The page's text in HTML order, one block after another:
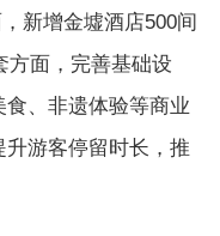
新增金墟酒店500间
方面，完善基础设
、非遗体验等商业
游客停留时长，推